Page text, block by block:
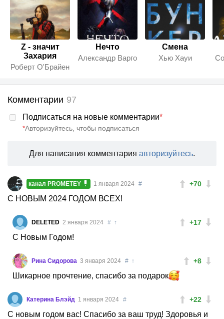
Z - значит
Захария
Роберт О'Брайен
Нечто
Александр Варго
Смена
Хью Хауи
Комментарии 97
Подписаться на новые комментарии*
*Авторизуйтесь, чтобы подписаться
Для написания комментария авторизуйтесь.
+70
канал PROMETEY 1 января 2024 #
С НОВЫМ 2024 ГОДОМ ВСЕХ!
+17
DELETED 2 января 2024 # ↑
С Новым Годом!
+8
Рина Сидорова 3 января 2024 # ↑
Шикарное прочтение, спасибо за подарок
+22
Катерина Блэйд 1 января 2024 #
С новым годом вас! Спасибо за ваш труд! Здоровья и